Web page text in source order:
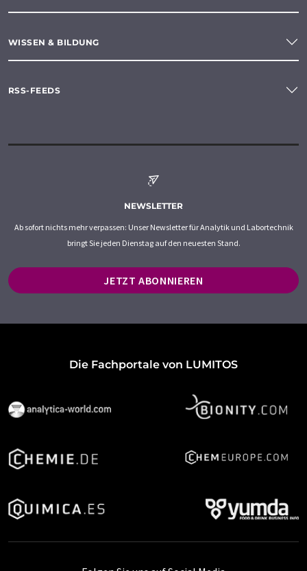
WISSEN & BILDUNG
RSS-FEEDS
NEWSLETTER
Ab sofort nichts mehr verpassen: Unser Newsletter für Analytik und Labortechnik
bringt Sie jeden Dienstag auf den neuesten Stand.
JETZT ABONNIEREN
Die Fachportale von LUMITOS